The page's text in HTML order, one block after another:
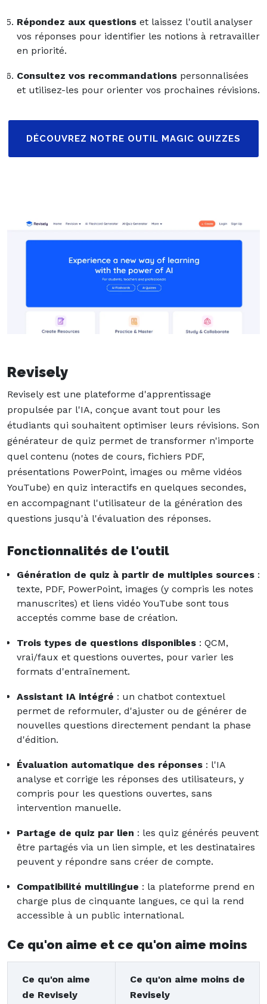
Répondez aux questions et laissez l'outil analyser
vos réponses pour identifier les notions à retravailler
en priorité.
Consultez vos recommandations personnalisées
et utilisez-les pour orienter vos prochaines révisions.
DÉCOUVREZ NOTRE OUTIL MAGIC QUIZZES
Revisely
Revisely est une plateforme d'apprentissage
propulsée par l'IA, conçue avant tout pour les
étudiants qui souhaitent optimiser leurs révisions. Son
générateur de quiz permet de transformer n'importe
quel contenu (notes de cours, fichiers PDF,
présentations PowerPoint, images ou même vidéos
YouTube) en quiz interactifs en quelques secondes,
en accompagnant l'utilisateur de la génération des
questions jusqu'à l'évaluation des réponses.
Fonctionnalités de l'outil
Génération de quiz à partir de multiples sources :
texte, PDF, PowerPoint, images (y compris les notes
manuscrites) et liens vidéo YouTube sont tous
acceptés comme base de création.
Trois types de questions disponibles : QCM,
vrai/faux et questions ouvertes, pour varier les
formats d'entraînement.
Assistant IA intégré : un chatbot contextuel
permet de reformuler, d'ajuster ou de générer de
nouvelles questions directement pendant la phase
d'édition.
Évaluation automatique des réponses : l'IA
analyse et corrige les réponses des utilisateurs, y
compris pour les questions ouvertes, sans
intervention manuelle.
Partage de quiz par lien : les quiz générés peuvent
être partagés via un lien simple, et les destinataires
peuvent y répondre sans créer de compte.
Compatibilité multilingue : la plateforme prend en
charge plus de cinquante langues, ce qui la rend
accessible à un public international.
Ce qu'on aime et ce qu'on aime moins
Ce qu'on aime
de Revisely
Ce qu'on aime moins de
Revisely